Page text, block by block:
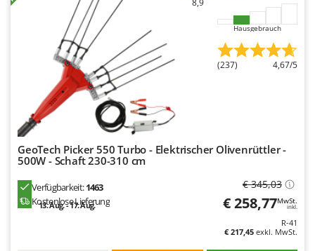
Mowox
New O.M.R.A.
Nilfisk
Ninja
Novital
NuovaFac
8,9
Hausgebrauch
(237) 4,67/5
GeoTech Picker 550 Turbo - Elektrischer Olivenrüttler -
500W - Schaft 230-310 cm
Verfügbarkeit:1463
Kostenlose Lieferung
13. Aug. - 17. Aug.
€ 345,03
€ 258,77MwSt.
inkl.
R-41
€ 217,45 exkl. MwSt.